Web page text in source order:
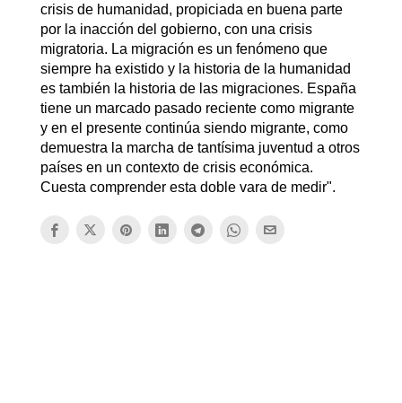
crisis de humanidad, propiciada en buena parte
por la inacción del gobierno, con una crisis
migratoria. La migración es un fenómeno que
siempre ha existido y la historia de la humanidad
es también la historia de las migraciones. España
tiene un marcado pasado reciente como migrante
y en el presente continúa siendo migrante, como
demuestra la marcha de tantísima juventud a otros
países en un contexto de crisis económica.
Cuesta comprender esta doble vara de medir".